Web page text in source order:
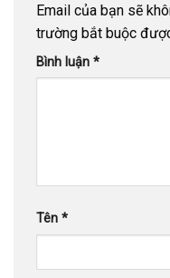
Email của bạn sẽ
trường bắt buộc
Bình luận *
Tên *